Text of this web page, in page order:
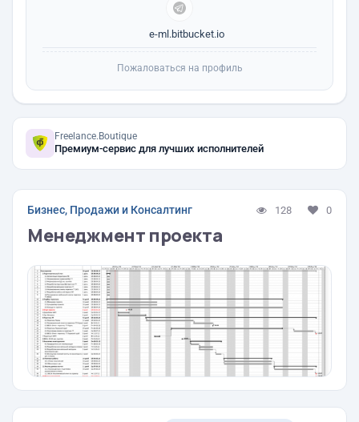
e-ml.bitbucket.io
Пожаловаться на профиль
Freelance.Boutique
Премиум-сервис для лучших исполнителей
Бизнес, Продажи и Консалтинг 128 0
Менеджмент проекта